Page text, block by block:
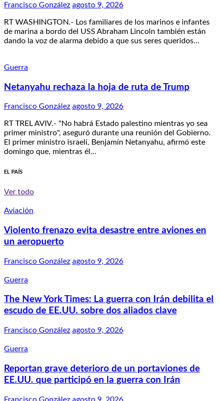
Francisco González agosto 9, 2026
RT WASHINGTON.- Los familiares de los marinos e infantes
de marina a bordo del USS Abraham Lincoln también están
dando la voz de alarma debido a que sus seres queridos…
Guerra
Netanyahu rechaza la hoja de ruta de Trump
Francisco González agosto 9, 2026
RT TREL AVIV.- "No habrá Estado palestino mientras yo sea
primer ministro", aseguró durante una reunión del Gobierno.
El primer ministro israelí, Benjamín Netanyahu, afirmó este
domingo que, mientras él…
EL PAÍS
Ver todo
Aviación
Violento frenazo evita desastre entre aviones en
un aeropuerto
Francisco González agosto 9, 2026
Guerra
The New York Times: La guerra con Irán debilita el
escudo de EE.UU. sobre dos aliados clave
Francisco González agosto 9, 2026
Guerra
Reportan grave deterioro de un portaviones de
EE.UU. que participó en la guerra con Irán
Francisco González agosto 9, 2026